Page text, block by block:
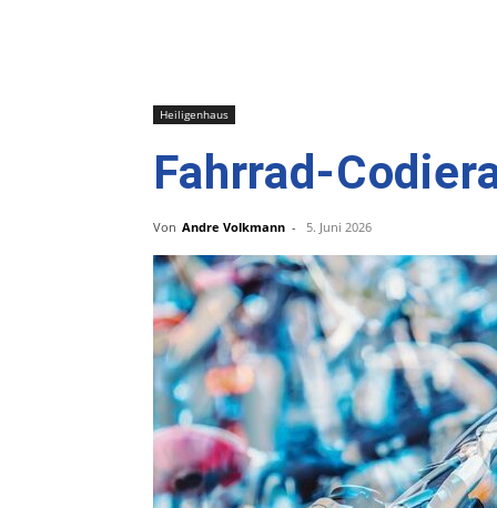
Heiligenhaus
Fahrrad-
Von Andre Volkmann - 5. Juni 2026